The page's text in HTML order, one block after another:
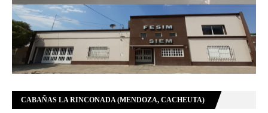
CABAÑAS LA RINCONADA (MENDOZA, CACHEUTA)